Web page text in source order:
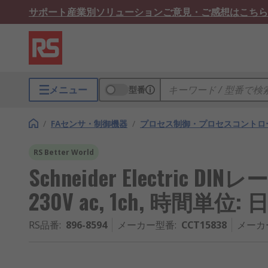
サポート産業別ソリューションご意見・ご感想はこちら
メニュー 型番
/ FAセンサ・制御機器 / プロセス制御・プロセスコントロ
RS Better World
Schneider Electric DIN
230V ac, 1ch, 時間単位:
RS品番: 896-8594 メーカー型番: CCT15838 メー